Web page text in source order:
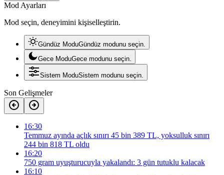
Mod Ayarları
Mod seçin, deneyimini kişiselleştirin.
Gündüz ModuGündüz modunu seçin.
Gece ModuGece modunu seçin.
Sistem ModuSistem modunu seçin.
Son Gelişmeler
16:30
Temmuz ayında açlık sınırı 45 bin 389 TL, yoksulluk sınırı
244 bin 818 TL oldu
16:20
750 gram uyuşturucuyla yakalandı: 3 gün tutuklu kalacak
16:10